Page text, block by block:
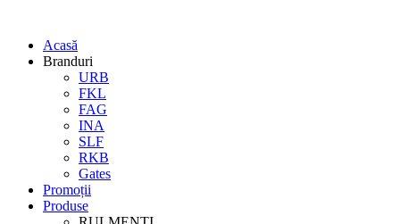
Acasă
Branduri
URB
FKL
FAG
INA
SLF
RKB
Gates
Promoții
Produse